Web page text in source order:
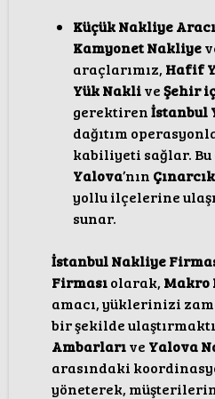
Küçük Nakliye
Kamyonet Nakliye
araçlarımız, Hafif
Yük NakliveŞehir
gerektirenİstanbul
dağıtım
kabiliyeti sağlar.
Yalova’nın Çınarcık
yollu ilçelerine
sunar.
İstanbul Nakliye
Firmasıolarak, Makro
amacı, yüklerinizi
bir şekilde
Ambarlarıve Yalova
arasındaki
yöneterek,